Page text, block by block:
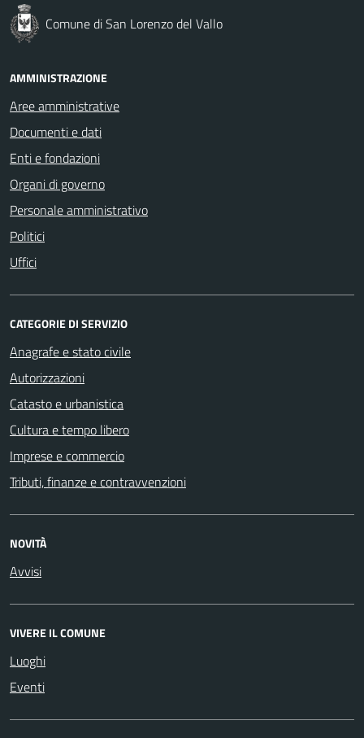
Comune di San Lorenzo del Vallo
AMMINISTRAZIONE
Aree amministrative
Documenti e dati
Enti e fondazioni
Organi di governo
Personale amministrativo
Politici
Uffici
CATEGORIE DI SERVIZIO
Anagrafe e stato civile
Autorizzazioni
Catasto e urbanistica
Cultura e tempo libero
Imprese e commercio
Tributi, finanze e contravvenzioni
NOVITÀ
Avvisi
VIVERE IL COMUNE
Luoghi
Eventi